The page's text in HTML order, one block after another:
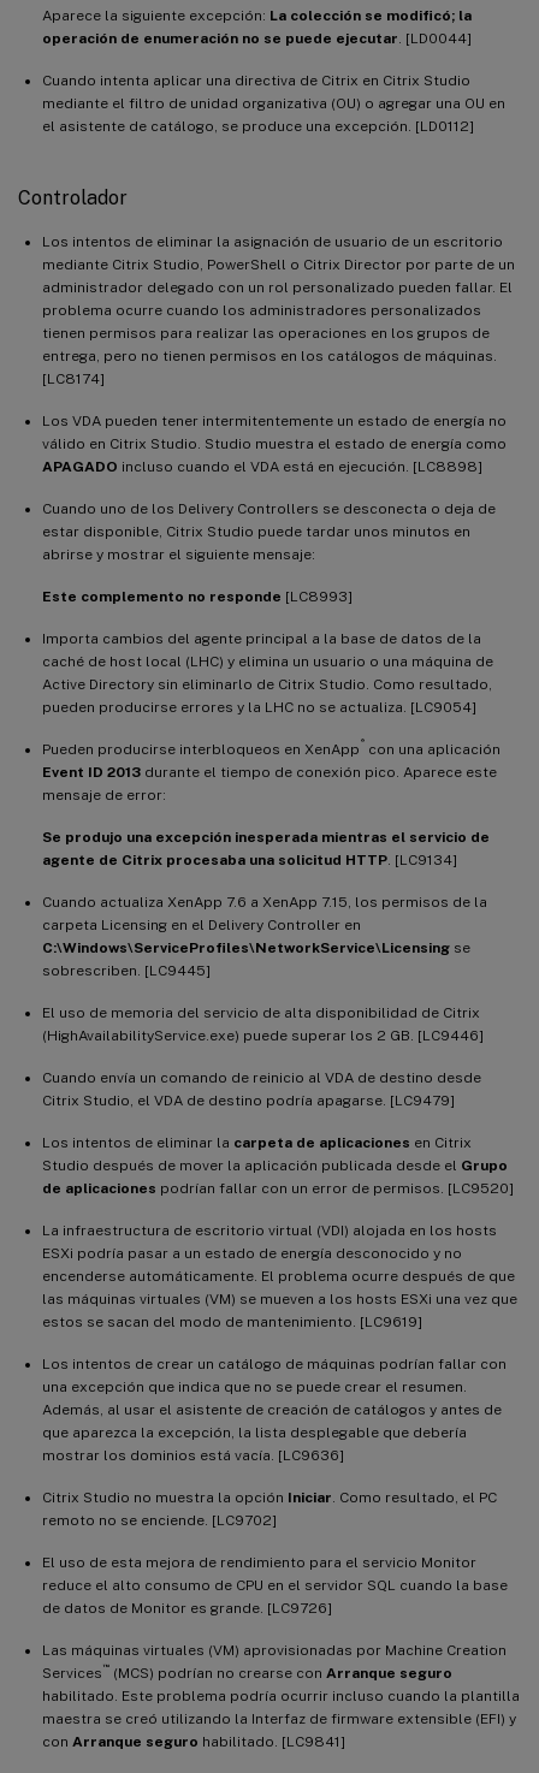
Aparece la siguiente excepción: La colección se modificó; la
operación de enumeración no se puede ejecutar . [LD0044]
Cuando intenta aplicar una directiva de Citrix en Citrix Studio
mediante el filtro de unidad organizativa (OU) o agregar una OU en
el asistente de catálogo, se produce una excepción. [LD0112]
Controlador
Los intentos de eliminar la asignación de usuario de un escritorio
mediante Citrix Studio, PowerShell o Citrix Director por parte de un
administrador delegado con un rol personalizado pueden fallar. El
problema ocurre cuando los administradores personalizados
tienen permisos para realizar las operaciones en los grupos de
entrega, pero no tienen permisos en los catálogos de máquinas.
[LC8174]
Los VDA pueden tener intermitentemente un estado de energía no
válido en Citrix Studio. Studio muestra el estado de energía como
APAGADO incluso cuando el VDA está en ejecución. [LC8898]
Cuando uno de los Delivery Controllers se desconecta o deja de
estar disponible, Citrix Studio puede tardar unos minutos en
abrirse y mostrar el siguiente mensaje:
Este complemento no responde [LC8993]
Importa cambios del agente principal a la base de datos de la
caché de host local (LHC) y elimina un usuario o una máquina de
Active Directory sin eliminarlo de Citrix Studio. Como resultado,
pueden producirse errores y la LHC no se actualiza. [LC9054]
Pueden producirse interbloqueos en XenApp ®
con una aplicación
Event ID 2013 durante el tiempo de conexión pico. Aparece este
mensaje de error:
Se produjo una excepción inesperada mientras el servicio de
agente de Citrix procesaba una solicitud HTTP . [LC9134]
Cuando actualiza XenApp 7.6 a XenApp 7.15, los permisos de la
carpeta Licensing en el Delivery Controller en
C:\Windows\ServiceProfiles\NetworkService\Licensing se
sobrescriben. [LC9445]
El uso de memoria del servicio de alta disponibilidad de Citrix
(HighAvailabilityService.exe) puede superar los 2 GB. [LC9446]
Cuando envía un comando de reinicio al VDA de destino desde
Citrix Studio, el VDA de destino podría apagarse. [LC9479]
Los intentos de eliminar la carpeta de aplicaciones en Citrix
Studio después de mover la aplicación publicada desde el Grupo
de aplicaciones podrían fallar con un error de permisos. [LC9520]
La infraestructura de escritorio virtual (VDI) alojada en los hosts
ESXi podría pasar a un estado de energía desconocido y no
encenderse automáticamente. El problema ocurre después de que
las máquinas virtuales (VM) se mueven a los hosts ESXi una vez que
estos se sacan del modo de mantenimiento. [LC9619]
Los intentos de crear un catálogo de máquinas podrían fallar con
una excepción que indica que no se puede crear el resumen.
Además, al usar el asistente de creación de catálogos y antes de
que aparezca la excepción, la lista desplegable que debería
mostrar los dominios está vacía. [LC9636]
Citrix Studio no muestra la opción Iniciar . Como resultado, el PC
remoto no se enciende. [LC9702]
El uso de esta mejora de rendimiento para el servicio Monitor
reduce el alto consumo de CPU en el servidor SQL cuando la base
de datos de Monitor es grande. [LC9726]
Las máquinas virtuales (VM) aprovisionadas por Machine Creation
Services ™ (MCS) podrían no crearse con Arranque seguro
habilitado. Este problema podría ocurrir incluso cuando la plantilla
maestra se creó utilizando la Interfaz de firmware extensible (EFI) y
con Arranque seguro habilitado. [LC9841]